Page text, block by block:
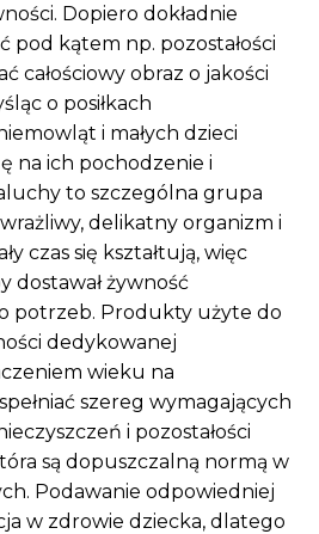
Dopiero dokładnie
pod kątem np. pozostałości
całościowy obraz o jakości
o posiłkach
i małych dzieci
na ich pochodzenie i
to szczególna grupa
delikatny organizm i
czas się kształtują, więc
dostawał żywność
potrzeb. Produkty użyte do
dedykowanej
wieku na
szereg wymagających
i pozostałości
są dopuszczalną normą w
Podawanie odpowiedniej
w zdrowie dziecka, dlatego